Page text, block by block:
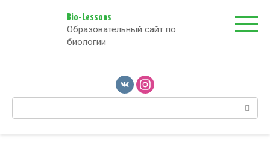
Bio-Lessons
Образовательный сайт по
биологии
Поиск: